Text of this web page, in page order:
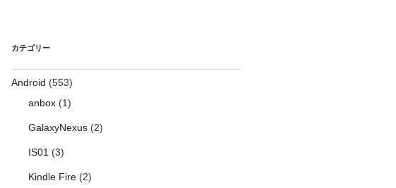
カテゴリー
Android (553)
anbox(1)
GalaxyNexus(2)
IS01(3)
Kindle Fire(2)